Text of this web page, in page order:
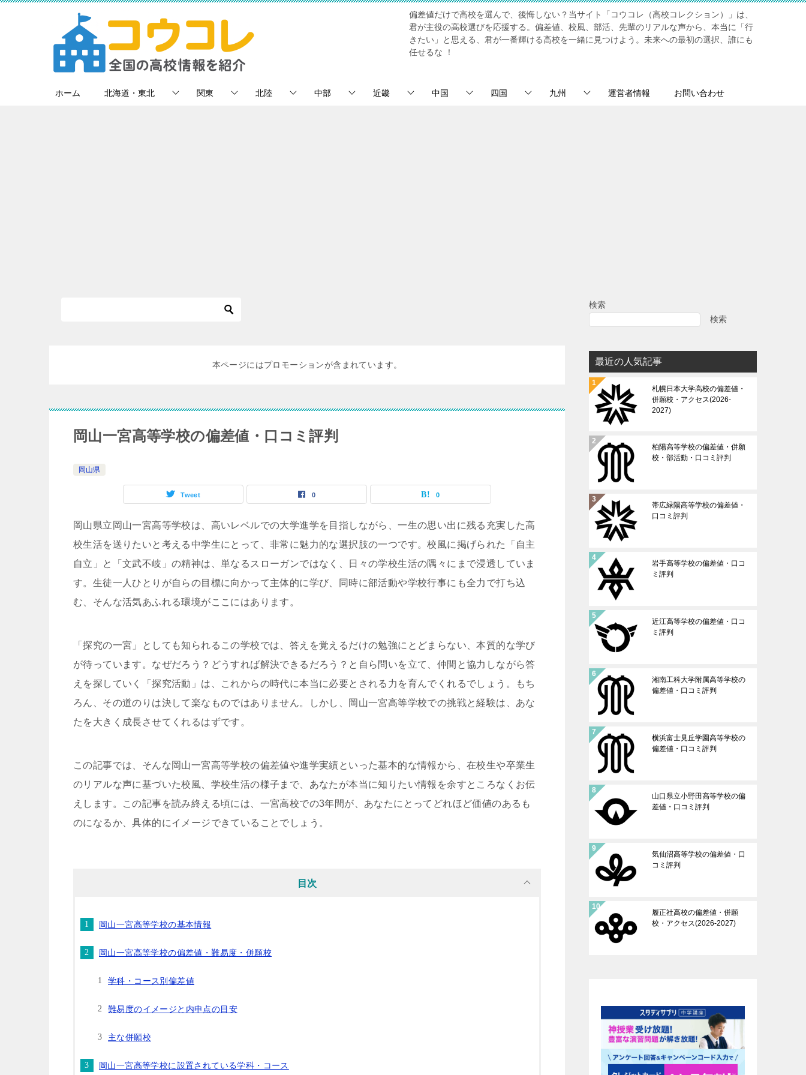
偏差値だけで高校を選んで、後悔しない？当サイト「コウコレ（高校コレクション）」は、
君が主役の高校選びを応援する。偏差値、校風、部活、先輩のリアルな声から、本当に「行
きたい」と思える、君が一番輝ける高校を一緒に見つけよう。未来への最初の選択、誰にも
任せるな ！
ホーム 北海道・東北 関東 北陸 中部 近畿 中国 四国 九州 運営者情報 お問い合わせ
本ページにはプロモーションが含まれています。
岡山一宮高等学校の偏差値・口コミ評判
岡山県
Tweet 0 0
岡山県立岡山一宮高等学校は、高いレベルでの大学進学を目指しながら、一生の思い出に残る充実した高
校生活を送りたいと考える中学生にとって、非常に魅力的な選択肢の一つです。校風に掲げられた「自主
自立」と「文武不岐」の精神は、単なるスローガンではなく、日々の学校生活の隅々にまで浸透していま
す。生徒一人ひとりが自らの目標に向かって主体的に学び、同時に部活動や学校行事にも全力で打ち込
む、そんな活気あふれる環境がここにはあります。
「探究の一宮」としても知られるこの学校では、答えを覚えるだけの勉強にとどまらない、本質的な学び
が待っています。なぜだろう？どうすれば解決できるだろう？と自ら問いを立て、仲間と協力しながら答
えを探していく「探究活動」は、これからの時代に本当に必要とされる力を育んでくれるでしょう。もち
ろん、その道のりは決して楽なものではありません。しかし、岡山一宮高等学校での挑戦と経験は、あな
たを大きく成長させてくれるはずです。
この記事では、そんな岡山一宮高等学校の偏差値や進学実績といった基本的な情報から、在校生や卒業生
のリアルな声に基づいた校風、学校生活の様子まで、あなたが本当に知りたい情報を余すところなくお伝
えします。この記事を読み終える頃には、一宮高校での3年間が、あなたにとってどれほど価値のあるも
のになるか、具体的にイメージできていることでしょう。
目次
岡山一宮高等学校の基本情報
岡山一宮高等学校の偏差値・難易度・併願校
学科・コース別偏差値
難易度のイメージと内申点の目安
主な併願校
岡山一宮高等学校に設置されている学科・コース
検索
検索
最近の人気記事
札幌日本大学高校の偏差値・
併願校・アクセス(2026-
2027)
柏陽高等学校の偏差値・併願
校・部活動・口コミ評判
帯広緑陽高等学校の偏差値・
口コミ評判
岩手高等学校の偏差値・口コ
ミ評判
近江高等学校の偏差値・口コ
ミ評判
湘南工科大学附属高等学校の
偏差値・口コミ評判
横浜富士見丘学園高等学校の
偏差値・口コミ評判
山口県立小野田高等学校の偏
差値・口コミ評判
気仙沼高等学校の偏差値・口
コミ評判
履正社高校の偏差値・併願
校・アクセス(2026-2027)